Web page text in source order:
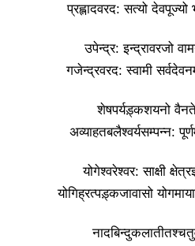
प्रह्लादवरद: सत्यो
उपेन्द्र: इन्द्रावरजो
गजेन्द्रवरद: स्वामी
शेषपर्यड़्कशयनो
अव्याहतबलैश्वर्यसम्पन्न:
योगेश्वरेश्वर: साक्षी
योगिह्रत्पड़्कजावासो